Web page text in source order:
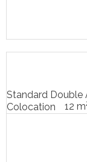
Standard Double
Colocation
12 m